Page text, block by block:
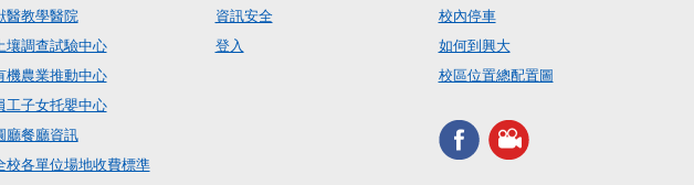
醫教學醫院
壤調查試驗中心
機農業推動中心
工子女托嬰中心
廳餐廳資訊
校各單位場地收費標準
資訊安全
登入
校內停車
如何到興大
校區位置總配置圖